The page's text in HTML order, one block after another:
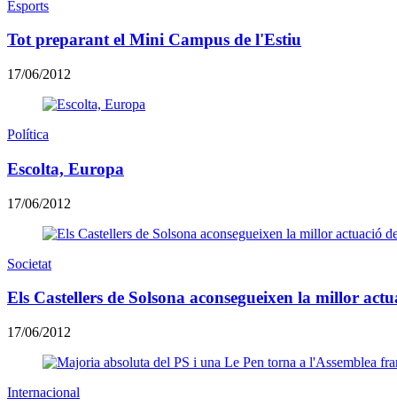
Esports
Tot preparant el Mini Campus de l'Estiu
17/06/2012
Política
Escolta, Europa
17/06/2012
Societat
Els Castellers de Solsona aconsegueixen la millor
17/06/2012
Internacional